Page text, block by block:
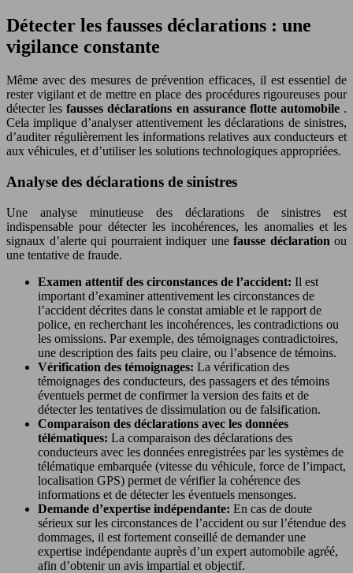
Détecter les fausses déclarations : une
vigilance constante
Même avec des mesures de prévention efficaces, il est essentiel de
rester vigilant et de mettre en place des procédures rigoureuses pour
détecter lesfausses déclarations en assurance flotte automobile .
Cela implique d’analyser attentivement les déclarations de sinistres,
d’auditer régulièrement les informations relatives aux conducteurs et
aux véhicules, et d’utiliser les solutions technologiques appropriées.
Analyse des déclarations de sinistres
Une analyse minutieuse des déclarations de sinistres est
indispensable pour détecter les incohérences, les anomalies et les
signaux d’alerte qui pourraient indiquer une fausse déclaration ou
une tentative de fraude.
Examen attentif des circonstances de l’accident: Il est
important d’examiner attentivement les circonstances de
l’accident décrites dans le constat amiable et le rapport de
police, en recherchant les incohérences, les contradictions ou
les omissions. Par exemple, des témoignages contradictoires,
une description des faits peu claire, ou l’absence de témoins.
Vérification des témoignages: La vérification des
témoignages des conducteurs, des passagers et des témoins
éventuels permet de confirmer la version des faits et de
détecter les tentatives de dissimulation ou de falsification.
Comparaison des déclarations avec les données
télématiques: La comparaison des déclarations des
conducteurs avec les données enregistrées par les systèmes de
télématique embarquée (vitesse du véhicule, force de l’impact,
localisation GPS) permet de vérifier la cohérence des
informations et de détecter les éventuels mensonges.
Demande d’expertise indépendante: En cas de doute
sérieux sur les circonstances de l’accident ou sur l’étendue des
dommages, il est fortement conseillé de demander une
expertise indépendante auprès d’un expert automobile agréé,
afin d’obtenir un avis impartial et objectif.